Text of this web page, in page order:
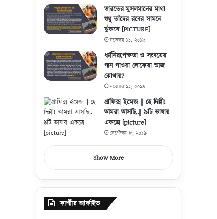
ভারতের মুসলমানের মাথা
শুধু তাঁদের রবের সামনে
ঝুঁকবে [PICTURE]
নভেম্বর ১১, ২০১৯
ধর্মনিরপেক্ষতা ও সংযমের
গান গাওয়া লোকেরা আজ
কোথায়?
নভেম্বর ১১, ২০১৯
গ্রাফিক্স ইমেজ || হে দিল্লী!
আমরা আসছি..|| ৯টি ভাষায়
একত্রে [picture]
সেপ্টেম্বর ৮, ২০১৯
Show More
কাশ্মীর আর্কাইভ